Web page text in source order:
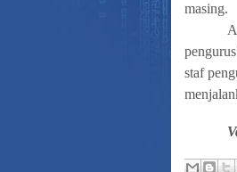
masing.
staf